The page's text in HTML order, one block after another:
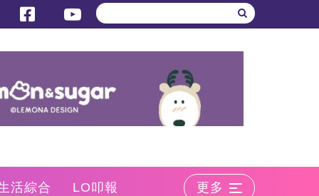
活綜合 LO叩報 更多